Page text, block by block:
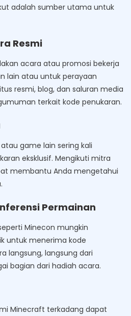
adalah sumber utama untuk
Resmi
acara atau promosi bekerja
lain atau untuk perayaan
resmi, blog, dan saluran media
terkait kode penukaran.
game lain sering kali
eksklusif. Mengikuti mitra
membantu Anda mengetahui
Permainan
Minecon mungkin
untuk menerima kode
langsung, langsung dari
bagian dari hadiah acara.
Minecraft terkadang dapat